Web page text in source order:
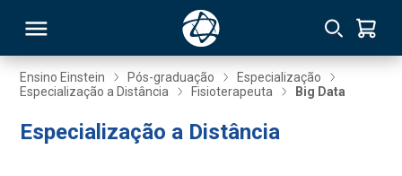
Ensino Einstein Pós-graduação
Especialização
Especialização a Distância
Fisioterapeuta Big Data
Especialização a Distância